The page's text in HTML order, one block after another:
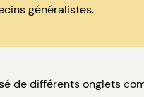
généralistes.
de différents onglets